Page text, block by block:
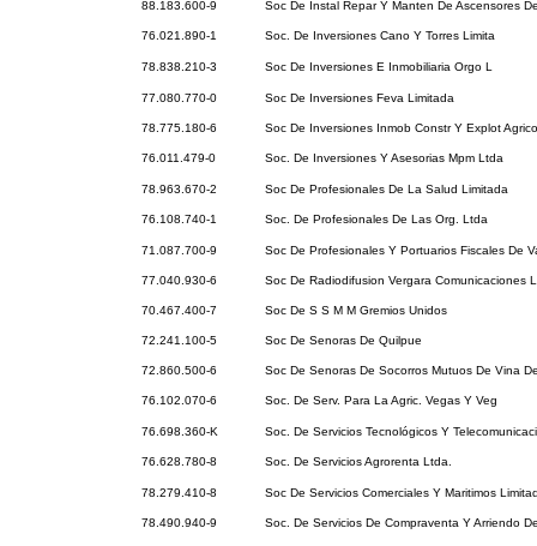
88.183.600-9 Soc De Instal Repar Y Manten De Ascensores
76.021.890-1 Soc. De Inversiones Cano Y Torres Limita
78.838.210-3 Soc De Inversiones E Inmobiliaria Orgo L
77.080.770-0 Soc De Inversiones Feva Limitada
78.775.180-6 Soc De Inversiones Inmob Constr Y Explot
76.011.479-0 Soc. De Inversiones Y Asesorias Mpm Ltda
78.963.670-2 Soc De Profesionales De La Salud Limitada
76.108.740-1 Soc. De Profesionales De Las Org. Ltda
71.087.700-9 Soc De Profesionales Y Portuarios Fiscales De
77.040.930-6 Soc De Radiodifusion Vergara Comunicaciones
70.467.400-7 Soc De S S M M Gremios Unidos
72.241.100-5 Soc De Senoras De Quilpue
72.860.500-6 Soc De Senoras De Socorros Mutuos De Vina
76.102.070-6 Soc. De Serv. Para La Agric. Vegas Y Veg
76.698.360-K Soc. De Servicios Tecnológicos Y
76.628.780-8 Soc. De Servicios Agrorenta Ltda.
78.279.410-8 Soc De Servicios Comerciales Y Maritimos
78.490.940-9 Soc. De Servicios De Compraventa Y Arriendo